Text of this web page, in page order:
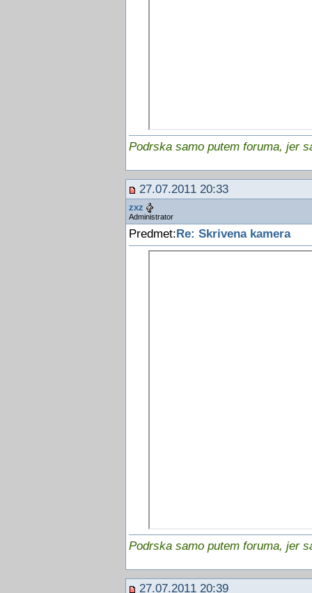
Podrska samo putem foruma, jer
27.07.2011 20:33
zxz
Administrator
Predmet: Re: Skrivena kamera
Podrska samo putem foruma, jer
27.07.2011 20:39